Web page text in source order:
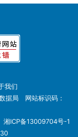
我们
据局 网站标识码：
湘ICP备13009704号-1